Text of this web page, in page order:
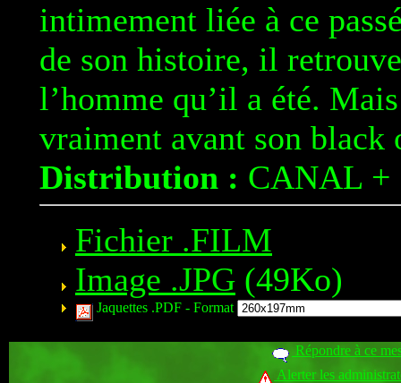
intimement liée à ce
de son histoire, il
l’homme qu’il a été.
vraiment avant son black
Distribution : CANAL +
Fichier .FILM
Image .JPG (49Ko)
Jaquettes .PDF - Format
Répondre à ce
Alerter les